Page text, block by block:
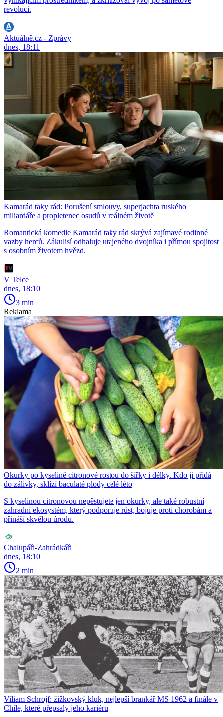
revoluci.
Aktuálně.cz - Zprávy
dnes, 18:11
Kamarád taky rád: Porušení smlouvy, superjachta ruského
miliardáře a propletenec osudů v reálném životě
Romantická komedie Kamarád taky rád skrývá zajímavé rodinné
vazby herců. Zákulisí odhaluje utajeného dvojníka i přímou spojitost
s osobním životem hvězd.
V Telce
dnes, 18:10
3 min
Reklama
Okurky po kyselině citronové rostou do šířky i délky. Kdo ji přidá
do zálivky, sklízí baculaté plody celé léto
S kyselinou citronovou nepěstujete jen okurky, ale také robustní
zahradní ekosystém, který podporuje růst, bojuje proti chorobám a
přináší skvělou úrodu.
Chalupáři-Zahrádkáři
dnes, 18:10
2 min
Viliam Schrojf: žižkovský kluk, nejlepší brankář MS 1962 a finále v
Chile, které přepsaly jeho kariéru